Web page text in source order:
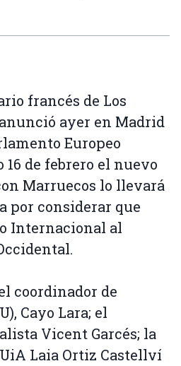
francés de Los
ayer en Madrid
Europeo
de febrero el nuevo
Marruecos lo llevará
por considerar que
Internacional al
coordinador de
Cayo Lara; el
Vicent Garcés; la
Laia Ortiz Castellví